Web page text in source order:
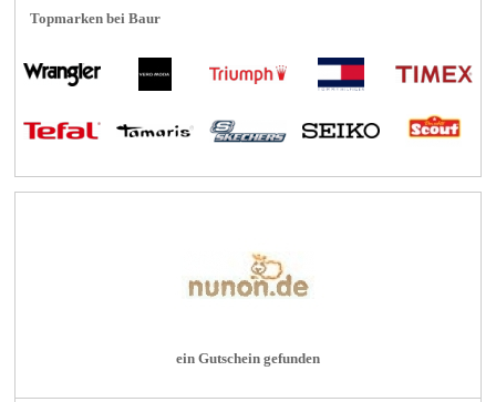
Topmarken bei Baur
ein Gutschein gefunden